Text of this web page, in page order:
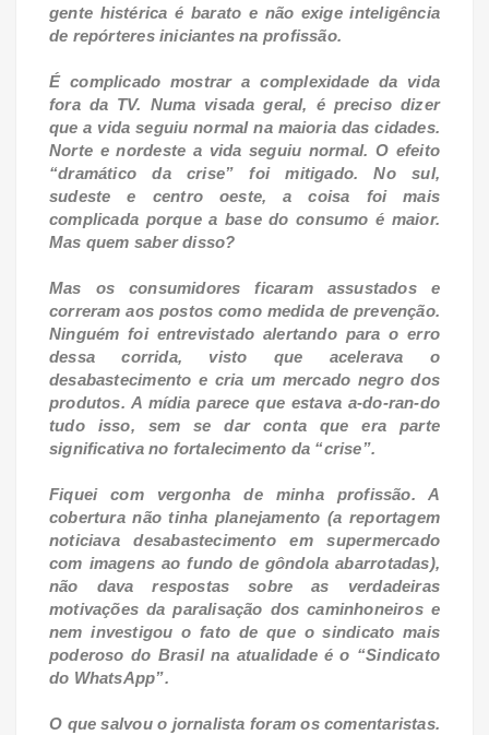
gente histérica é barato e não exige inteligência
de repórteres iniciantes na profissão.
É complicado mostrar a complexidade da vida
fora da TV. Numa visada geral, é preciso dizer
que a vida seguiu normal na maioria das cidades.
Norte e nordeste a vida seguiu normal. O efeito
“dramático da crise” foi mitigado. No sul,
sudeste e centro oeste, a coisa foi mais
complicada porque a base do consumo é maior.
Mas quem saber disso?
Mas os consumidores ficaram assustados e
correram aos postos como medida de prevenção.
Ninguém foi entrevistado alertando para o erro
dessa corrida, visto que acelerava o
desabastecimento e cria um mercado negro dos
produtos. A mídia parece que estava a-do-ran-do
tudo isso, sem se dar conta que era parte
significativa no fortalecimento da “crise”.
Fiquei com vergonha de minha profissão. A
cobertura não tinha planejamento (a reportagem
noticiava desabastecimento em supermercado
com imagens ao fundo de gôndola abarrotadas),
não dava respostas sobre as verdadeiras
motivações da paralisação dos caminhoneiros e
nem investigou o fato de que o sindicato mais
poderoso do Brasil na atualidade é o “Sindicato
do WhatsApp”.
O que salvou o jornalista foram os comentaristas.